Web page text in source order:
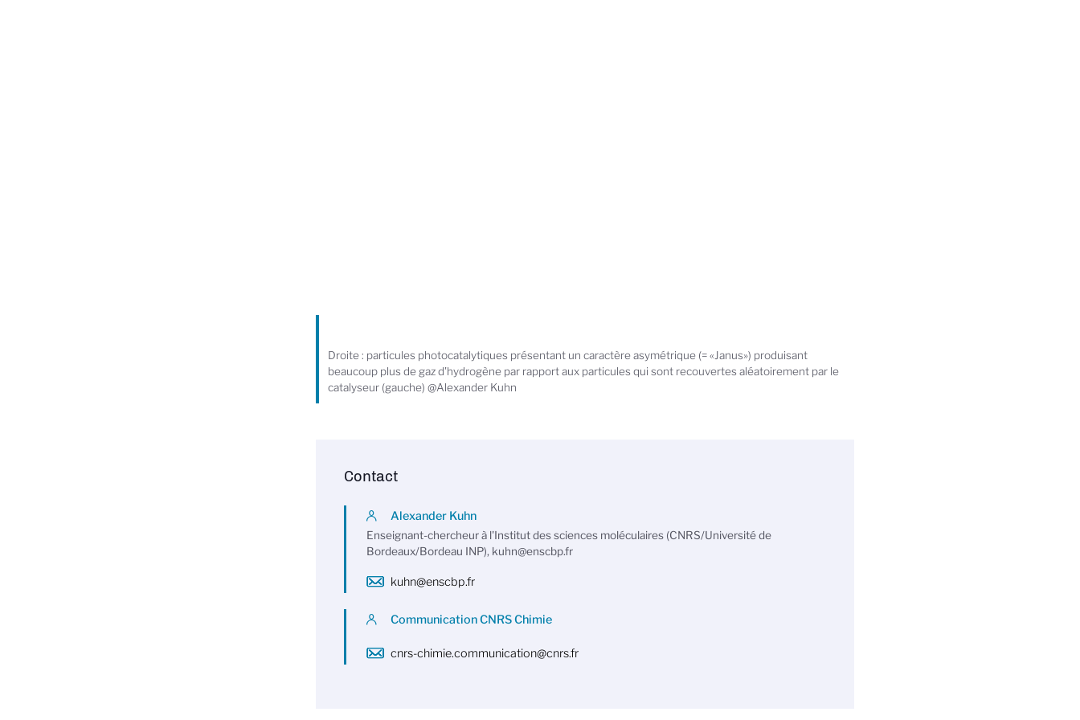
Droite : particules photocatalytiques présentant un caractère asymétrique (= «Janus») produisant
beaucoup plus de gaz d'hydrogène par rapport aux particules qui sont recouvertes aléatoirement par le
catalyseur (gauche) @Alexander Kuhn
Contact
Alexander Kuhn
Enseignant-chercheur à l'Institut des sciences moléculaires (CNRS/Université de
Bordeaux/Bordeau INP), kuhn@enscbp.fr
kuhn@enscbp.fr
Communication CNRS Chimie
cnrs-chimie.communication@cnrs.fr